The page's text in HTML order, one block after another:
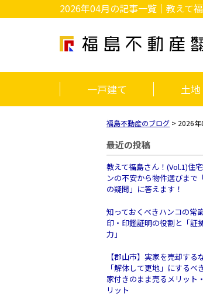
2026年04月の記事一覧｜教えて
一戸建て 土地
福島不動産のブログ > 2026
最近の投稿
教えて福島さん！(Vol.1)住
ンの不安から物件選びまで
の疑問」に答えます！
知っておくべきハンコの常
印・印鑑証明の役割と「証
力」
【郡山市】実家を売却する
「解体して更地」にするべ
家付きのまま売るメリット
リット